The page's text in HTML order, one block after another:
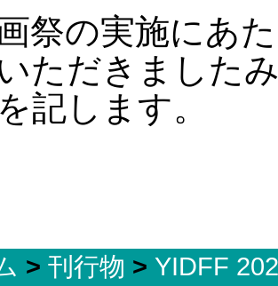
祭の実施にあ
ただきました
記します。
> 刊行物 > YIDFF